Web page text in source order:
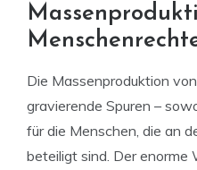
Die Massenproduktion
gravierende Spuren –
für die Menschen, die an
beteiligt sind. Der enorme